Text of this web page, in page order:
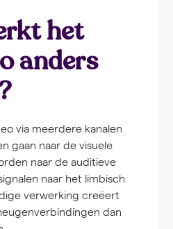
het
anders
via meerdere kanalen
gaan naar de visuele
naar de auditieve
naar het limbisch
verwerking creëert
dan